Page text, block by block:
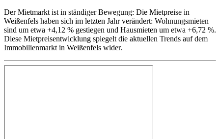
Der Mietmarkt ist in ständiger Bewegung: Die Mietpreise in
Weißenfels haben sich im letzten Jahr verändert: Wohnungsmieten
sind um etwa +4,12 % gestiegen und Hausmieten um etwa +6,72 %.
Diese Mietpreisentwicklung spiegelt die aktuellen Trends auf dem
Immobilienmarkt in Weißenfels wider.